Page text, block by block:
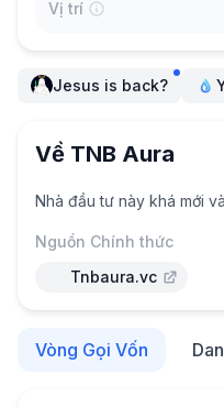
Vị trí
Jesus is back?
Về TNB Aura
Nhà đầu tư này khá mới
Nguồn Chính thức
Tnbaura.vc
Vòng Gọi Vốn